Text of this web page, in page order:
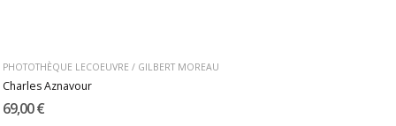
PHOTOTHÈQUE LECOEUVRE / GILBERT MOREAU
Charles Aznavour
69,00 €